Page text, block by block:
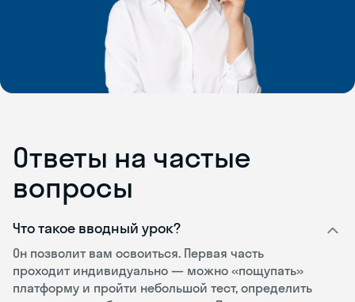
Ответы на частые
вопросы
Что такое вводный урок?
Он позволит вам освоиться. Первая часть
проходит индивидуально — можно «пощупать»
платформу и пройти небольшой тест, определить